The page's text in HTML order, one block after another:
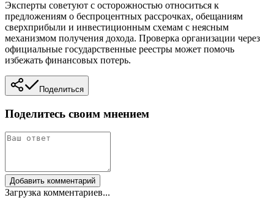
Эксперты советуют с осторожностью относиться к
предложениям о беспроцентных рассрочках, обещаниям
сверхприбыли и инвестиционным схемам с неясным
механизмом получения дохода. Проверка организации через
официальные государственные реестры может помочь
избежать финансовых потерь.
Поделиться
Поделитесь своим мнением
Добавить комментарий
Загрузка комментариев...